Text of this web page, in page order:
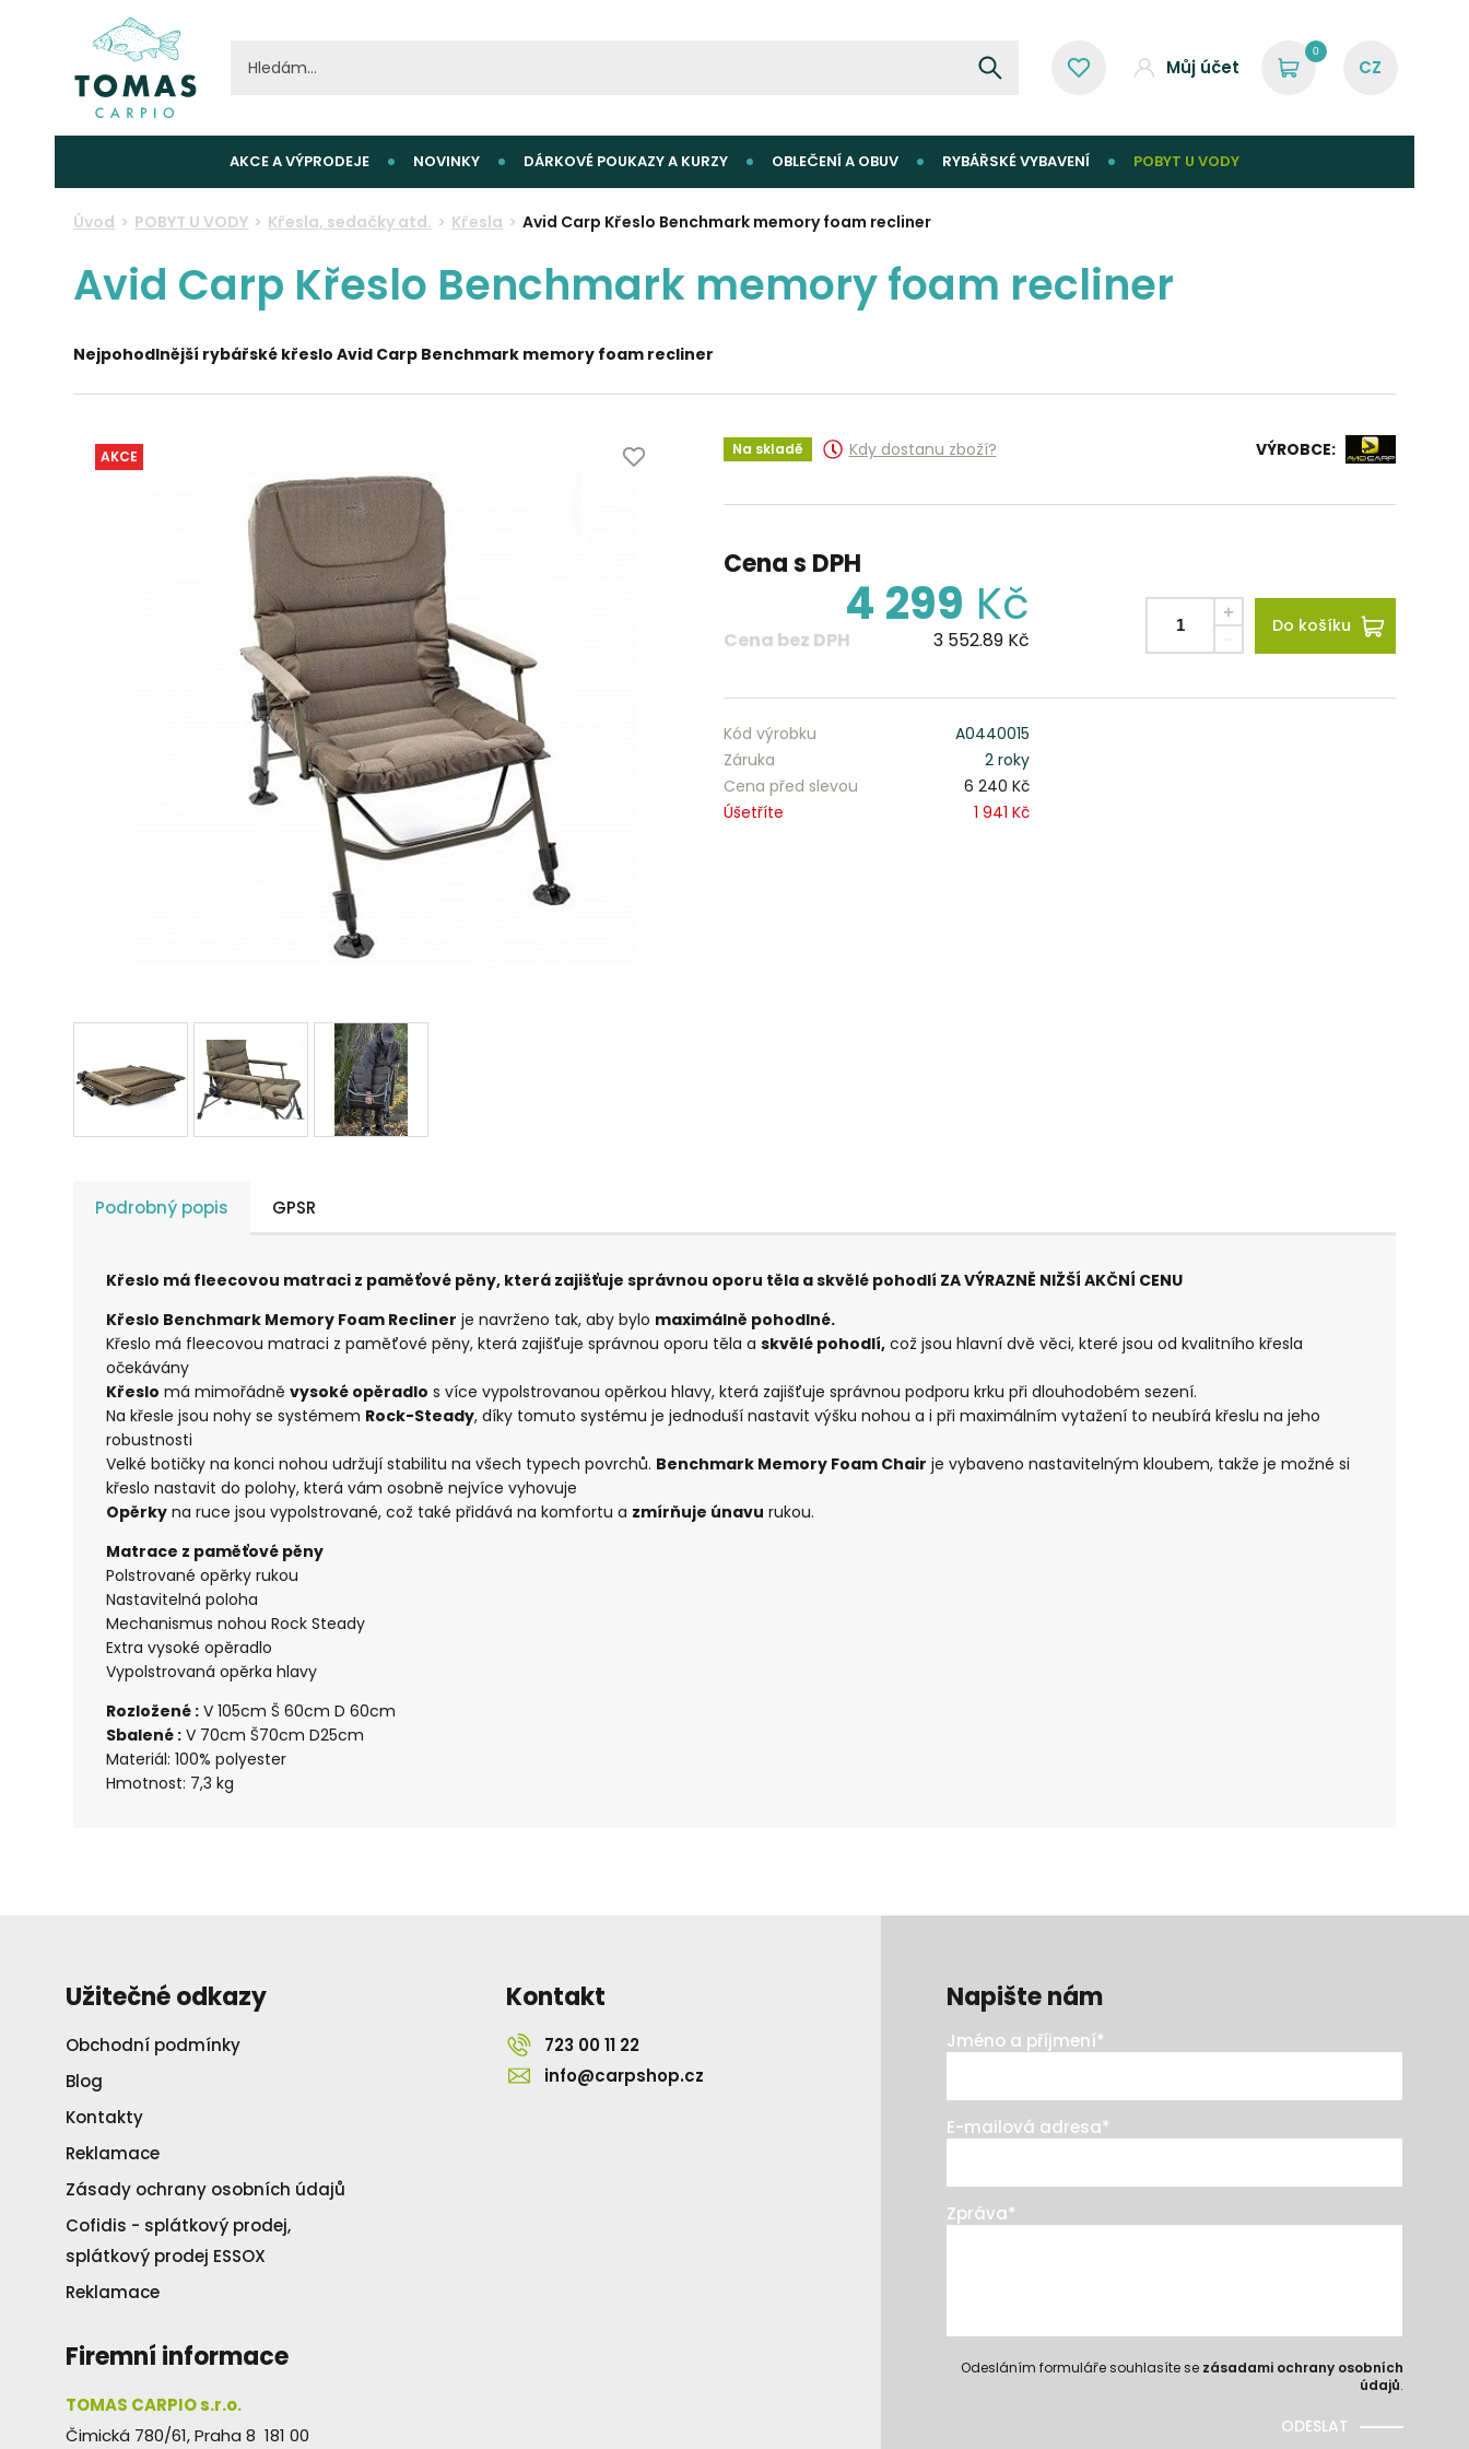
Můj účet
0
AKCE A VÝPRODEJE NOVINKY DÁRKOVÉ POUKAZY A KURZY OBLEČENÍ A OBUV RYBÁŘSKÉ VYBAVENÍ POBYT U VODY
Úvod POBYT U VODY Křesla, sedačky atd. Křesla Avid Carp Křeslo Benchmark memory foam recliner
Avid Carp Křeslo Benchmark memory foam recliner
Nejpohodlnější rybářské křeslo Avid Carp Benchmark memory foam recliner
AKCE Na skladě Kdy dostanu zboží? VÝROBCE:
Cena s DPH
4 299 Kč
Cena bez DPH 3 552.89Kč
Do košíku
Kód výrobku
A0440015
Záruka
2 roky
Cena před slevou
6 240 Kč
Úšetříte
1 941 Kč
Podrobný popis GPSR
Křeslo má fleecovou matraci z paměťové pěny, která zajišťuje správnou oporu těla a skvělé pohodlí ZA VÝRAZNĚ NIŽŠÍ AKČNÍ CENU
Křeslo Benchmark Memory Foam Recliner je navrženo tak, aby bylo maximálně pohodlné.
Křeslo má fleecovou matraci z paměťové pěny, která zajišťuje správnou oporu těla askvělé pohodlí, což jsou hlavní dvě věci, které jsou od kvalitního křesla
očekávány
Křeslo má mimořádněvysoké opěradlo s více vypolstrovanou opěrkou hlavy, která zajišťuje správnou podporu krku při dlouhodobém sezení.
Na křesle jsou nohy se systémem Rock-Steady, díky tomuto systému je jednoduší nastavit výšku nohou a i při maximálním vytažení to neubírá křeslu na jeho
robustnosti
Velké botičky na konci nohou udržují stabilitu na všech typech povrchů. Benchmark Memory Foam Chair je vybaveno nastavitelným kloubem, takže je možné si
křeslo nastavit do polohy, která vám osobně nejvíce vyhovuje
Opěrky na ruce jsou vypolstrované, což také přidává na komfortu a zmírňuje únavu rukou.
Matrace z paměťové pěny
Polstrované opěrky rukou
Nastavitelná poloha
Mechanismus nohou Rock Steady
Extra vysoké opěradlo
Vypolstrovaná opěrka hlavy
Rozložené : V 105cm Š 60cm D 60cm
Sbalené : V 70cm Š70cm D25cm
Materiál: 100% polyester
Hmotnost: 7,3 kg
Užitečné odkazy
Obchodní podmínky
Blog
Kontakty
Reklamace
Zásady ochrany osobních údajů
Cofidis - splátkový prodej,
splátkový prodej ESSOX
Reklamace
Firemní informace
TOMAS CARPIO s.r.o.
Čimická 780/61, Praha 8 181 00
Kontakt
723 00 11 22
info@carpshop.cz
Napište nám
Jméno a příjmení*
E-mailová adresa*
Zpráva*
Odesláním formuláře souhlasíte se zásadami ochrany osobních
údajů.
ODESLAT